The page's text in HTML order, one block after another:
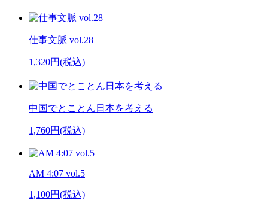
仕事文脈 vol.28
1,320円(税込)
中国でとことん日本を考える
1,760円(税込)
AM 4:07 vol.5
1,100円(税込)